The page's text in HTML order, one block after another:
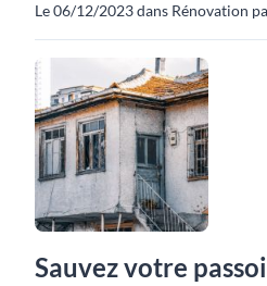
Le 06/12/2023 dans Rénovation
Sauvez votre